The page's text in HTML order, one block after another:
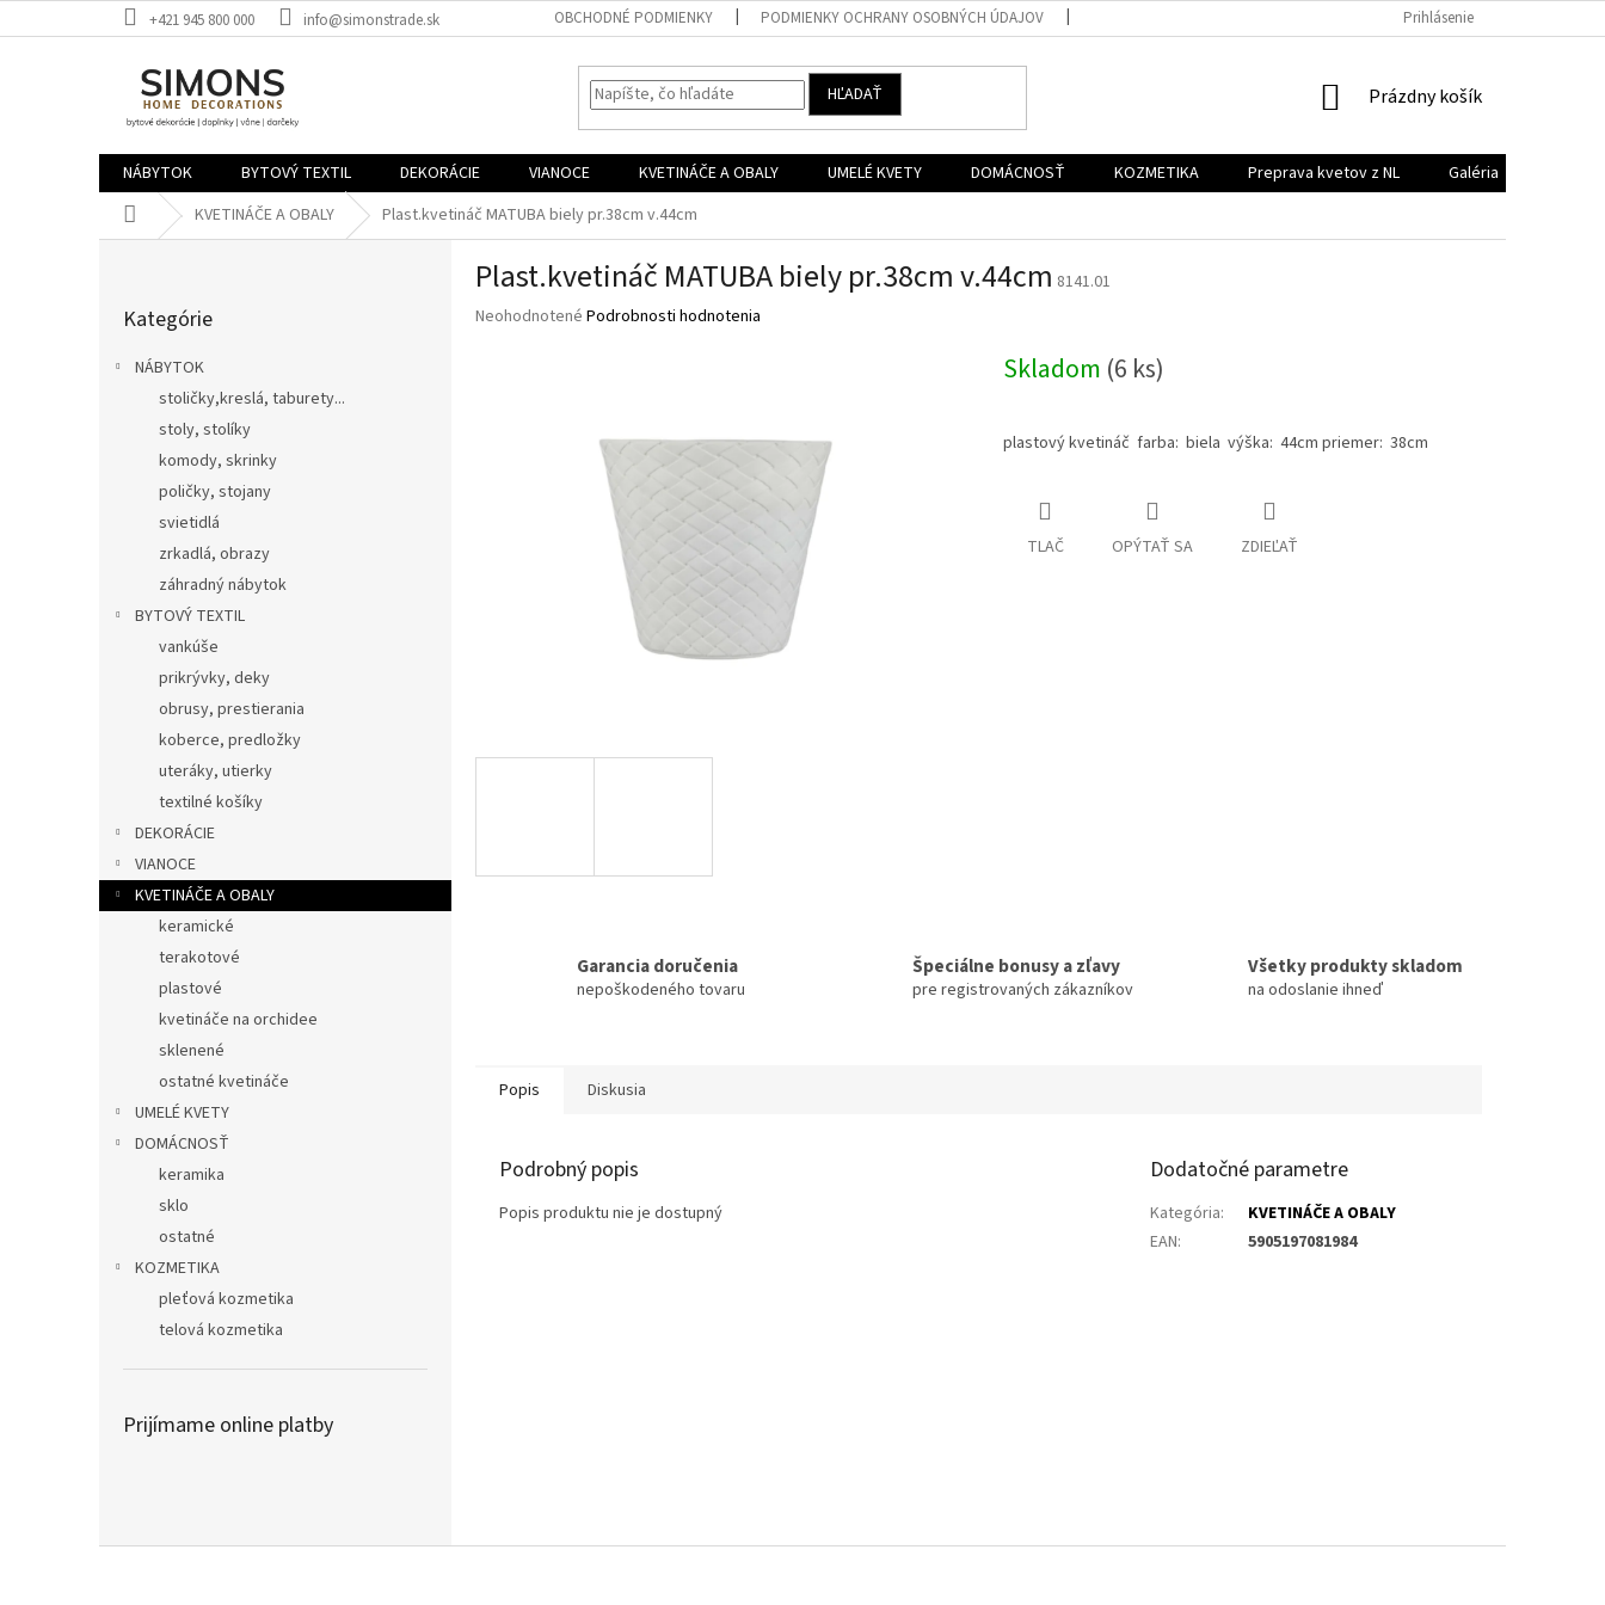
na
+421 945 800 000 info@simonstrade.sk OBCHODNÉ PODMIENKY PODMIENKY OCHRANY OSOBNÝCH ÚDAJOV KONTAKT
Prihlásenie
HĽADAŤ
NÁKUPNÝ
Prázdny košík
NÁBYTOK BYTOVÝ TEXTIL DEKORÁCIE VIANOCE KVETINÁČE A OBALY UMELÉ KVETY DOMÁCNOSŤ KOZMETIKA Preprava kvetov z NL Galéria
DomovKVETINÁČE A OBALY Plast.kvetináč MATUBA biely pr.38cm v.44cm
kategórie
Kategórie
NÁBYTOK
stoličky,kreslá, taburety...
stoly, stolíky
komody, skrinky
poličky, stojany
svietidlá
zrkadlá, obrazy
záhradný nábytok
BYTOVÝ TEXTIL
vankúše
prikrývky, deky
obrusy, prestierania
koberce, predložky
uteráky, utierky
textilné košíky
DEKORÁCIE
VIANOCE
KVETINÁČE A OBALY
keramické
terakotové
plastové
kvetináče na orchidee
sklenené
ostatné kvetináče
UMELÉ KVETY
DOMÁCNOSŤ
keramika
sklo
ostatné
KOZMETIKA
pleťová kozmetika
telová kozmetika
Prijímame online platby
Plast.kvetináč MATUBA biely pr.38cm v.44cm 8141.01
Priemerné
Neohodnotené Podrobnosti hodnotenia
Skladom (6 ks)
plastový kvetináč farba: biela výška: 44cm priemer: 38cm
TLAČ OPÝTAŤ SA ZDIEĽAŤ
Garancia doručenia
nepoškodeného tovaru
Špeciálne bonusy a zľavy
pre registrovaných zákazníkov
Všetky produkty skladom
na odoslanie ihneď
Popis Diskusia
Podrobný popis
Popis produktu nie je dostupný
Dodatočné parametre
Kategória:
KVETINÁČE A OBALY
EAN: 5905197081984